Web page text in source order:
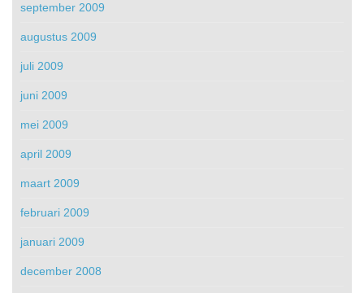
september 2009
augustus 2009
juli 2009
juni 2009
mei 2009
april 2009
maart 2009
februari 2009
januari 2009
december 2008